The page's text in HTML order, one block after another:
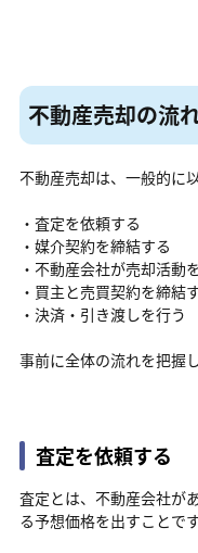
不動産売却の流
不動産売却は、一般的に
・査定を依頼する
・媒介契約を締結する
・不動産会社が売却活動
・買主と売買契約を締結
・決済・引き渡しを行う
事前に全体の流れを把握
査定を依頼する
査定とは、不動産会社が
る予想価格を出すことです